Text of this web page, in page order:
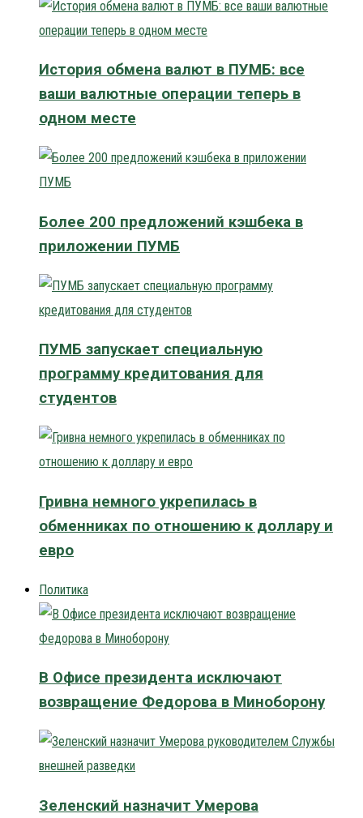
История обмена валют в ПУМБ: все
ваши валютные операции теперь в
одном месте
Более 200 предложений кэшбека в
приложении ПУМБ
ПУМБ запускает специальную
программу кредитования для
студентов
Гривна немного укрепилась в
обменниках по отношению к доллару и
евро
Политика
В Офисе президента исключают
возвращение Федорова в Миноборону
Зеленский назначит Умерова